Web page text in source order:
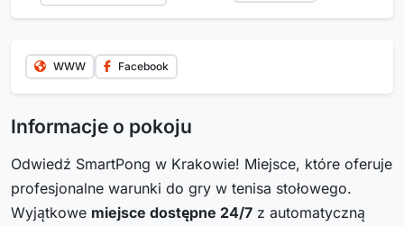
WWW Facebook
Informacje o pokoju
Odwiedź SmartPong w Krakowie! Miejsce, które oferuje
profesjonalne warunki do gry w tenisa stołowego.
Wyjątkowe miejsce dostępne 24/7 z automatyczną